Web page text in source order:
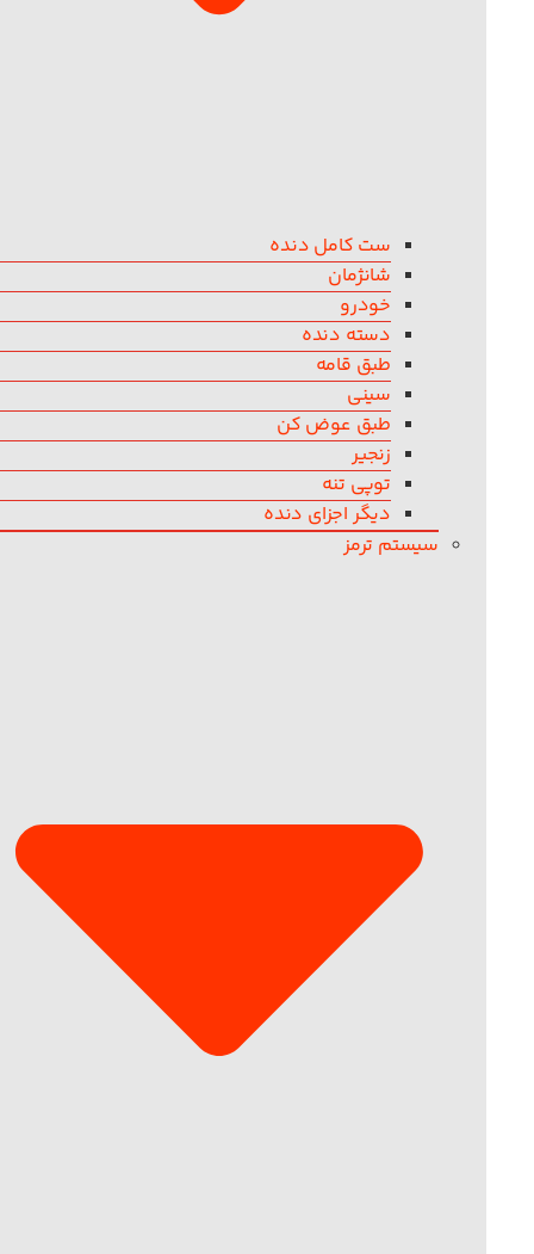
ست کامل دنده
شانژمان
خودرو
دسته دنده
طبق قامه
سینی
طبق عوض کن
زنجیر
توپی تنه
دیگر اجزای دنده
سیستم ترمز